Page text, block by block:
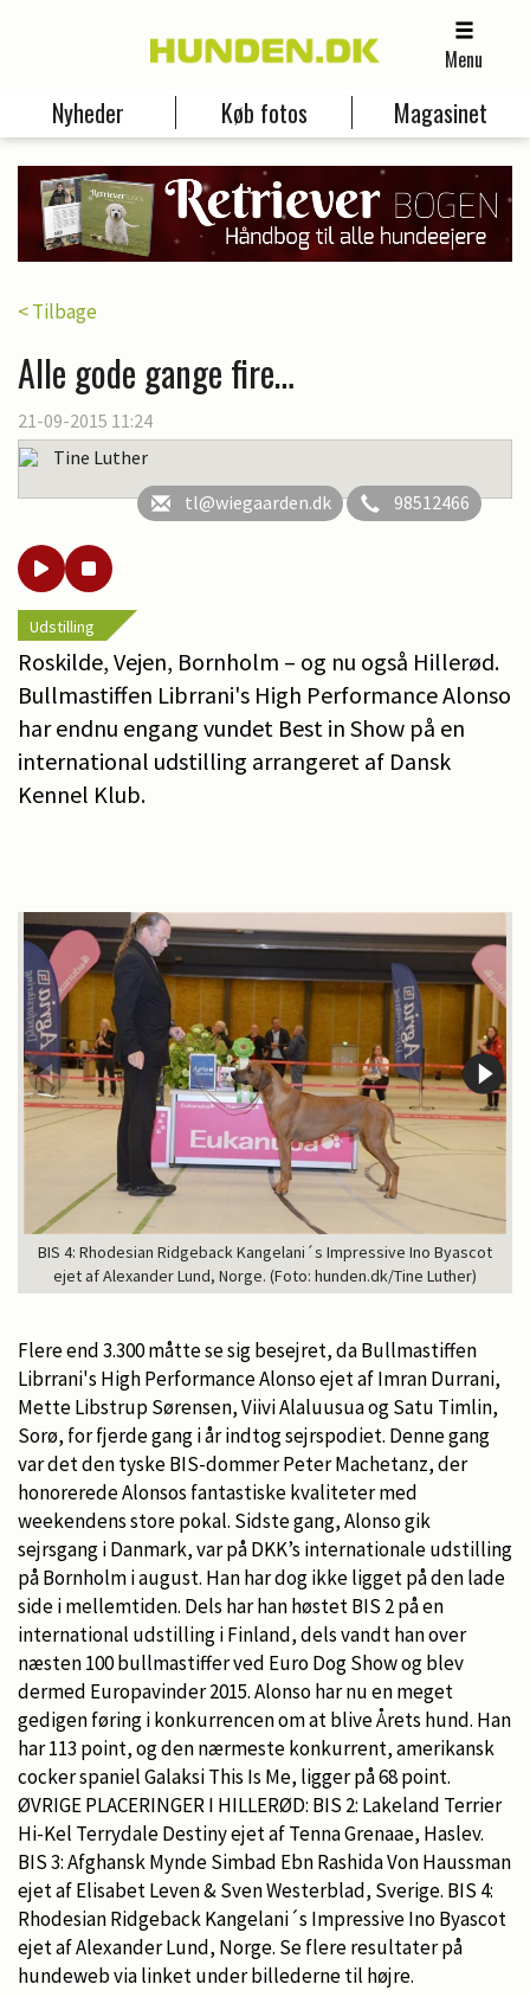
Menu
Nyheder Køb fotos Magasinet
< Tilbage
Alle gode gange fire…
21-09-2015 11:24
Tine Luther
tl@wiegaarden.dk
98512466
Udstilling
Roskilde, Vejen, Bornholm – og nu også Hillerød.
Bullmastiffen Librrani's High Performance Alonso
har endnu engang vundet Best in Show på en
international udstilling arrangeret af Dansk
Kennel Klub.
BIS 4: Rhodesian Ridgeback Kangelani´s Impressive Ino Byascot
ejet af Alexander Lund, Norge. (Foto: hunden.dk/Tine Luther)
Flere end 3.300 måtte se sig besejret, da Bullmastiffen
Librrani's High Performance Alonso ejet af Imran Durrani,
Mette Libstrup Sørensen, Viivi Alaluusua og Satu Timlin,
Sorø, for fjerde gang i år indtog sejrspodiet. Denne gang
var det den tyske BIS-dommer Peter Machetanz, der
honorerede Alonsos fantastiske kvaliteter med
weekendens store pokal. Sidste gang, Alonso gik
sejrsgang i Danmark, var på DKK’s internationale udstilling
på Bornholm i august. Han har dog ikke ligget på den lade
side i mellemtiden. Dels har han høstet BIS 2 på en
international udstilling i Finland, dels vandt han over
næsten 100 bullmastiffer ved Euro Dog Show og blev
dermed Europavinder 2015. Alonso har nu en meget
gedigen føring i konkurrencen om at blive Årets hund. Han
har 113 point, og den nærmeste konkurrent, amerikansk
cocker spaniel Galaksi This Is Me, ligger på 68 point.
ØVRIGE PLACERINGER I HILLERØD: BIS 2: Lakeland Terrier
Hi-Kel Terrydale Destiny ejet af Tenna Grenaae, Haslev.
BIS 3: Afghansk Mynde Simbad Ebn Rashida Von Haussman
ejet af Elisabet Leven & Sven Westerblad, Sverige. BIS 4:
Rhodesian Ridgeback Kangelani´s Impressive Ino Byascot
ejet af Alexander Lund, Norge. Se flere resultater på
hundeweb via linket under billederne til højre.